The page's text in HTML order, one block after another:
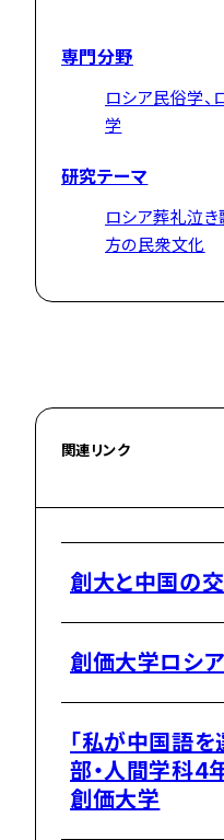
専門分野
ロシア民俗学、
学
研究テーマ
ロシア葬礼泣
方の民衆文化
関連リンク
創大と中国の
創価大学ロシ
「私が中国語
部・人間学科4
創価大学